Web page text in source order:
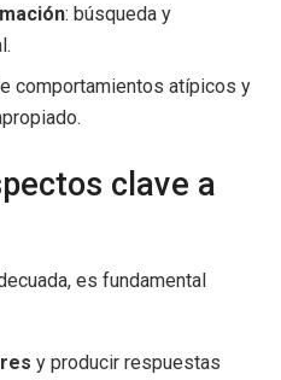
: búsqueda y
comportamientos atípicos y
clave a
es fundamental
y producir respuestas